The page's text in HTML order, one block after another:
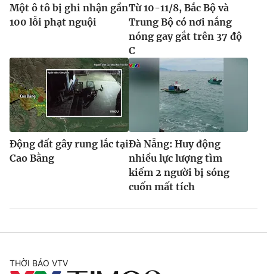
Một ô tô bị ghi nhận gần
100 lỗi phạt nguội
Từ 10-11/8, Bắc Bộ và
Trung Bộ có nơi nắng
nóng gay gắt trên 37 độ
C
Động đất gây rung lắc tại
Cao Bằng
Đà Nẵng: Huy động
nhiều lực lượng tìm
kiếm 2 người bị sóng
cuốn mất tích
THỜI BÁO VTV